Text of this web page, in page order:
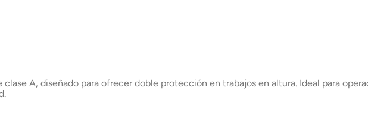
A, diseñado para ofrecer doble protección en trabajos en altura. Ideal para